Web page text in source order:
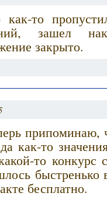
то
зашел
закрыто.
припоминаю,
как-то
то конкурс
быстренько
бесплатно.